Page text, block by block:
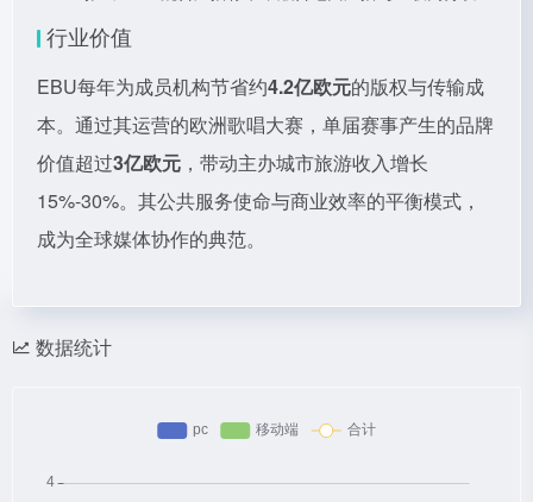
行业价值
EBU每年为成员机构节省约4.2亿欧元的版权与传输成
本。通过其运营的欧洲歌唱大赛，单届赛事产生的品牌
价值超过3亿欧元 ，带动主办城市旅游收入增长
15%-30%。其公共服务使命与商业效率的平衡模式，
成为全球媒体协作的典范。
数据统计